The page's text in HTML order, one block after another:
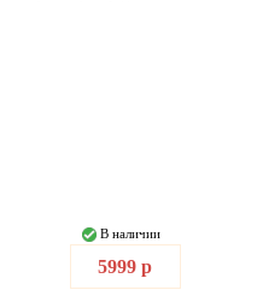
В наличии
5999 р